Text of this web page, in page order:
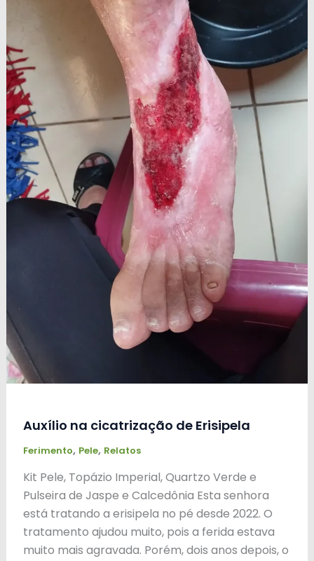
Auxílio na cicatrização de Erisipela
Ferimento, Pele, Relatos
Kit Pele, Topázio Imperial, Quartzo Verde e
Pulseira de Jaspe e Calcedônia Esta senhora
está tratando a erisipela no pé desde 2022. O
tratamento ajudou muito, pois a ferida estava
muito mais agravada. Porém, dois anos depois, o